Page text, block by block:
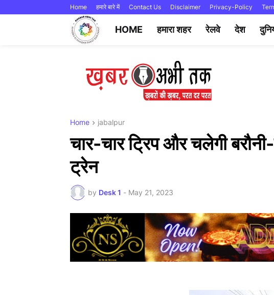
Home हमारे बारे में Contact Us Disclaimer Privacy-Policy
HOME हमारा शहर रेलवे देश
Home jabalpur
चार-चार ट्रिप और चलेगी
ट्रेन
by Desk 1 - May 21, 2023